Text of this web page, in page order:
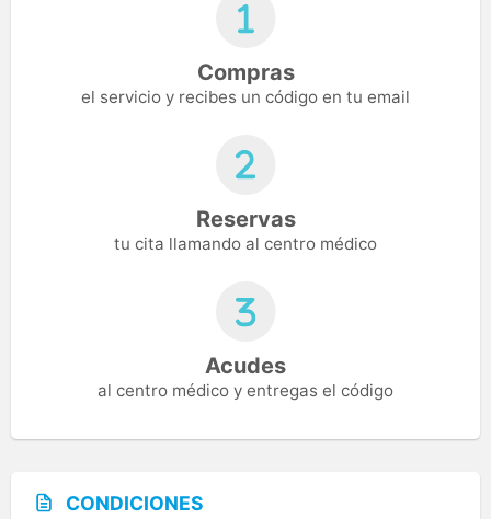
Compras
el servicio y recibes un código en tu email
Reservas
tu cita llamando al centro médico
Acudes
al centro médico y entregas el código
CONDICIONES